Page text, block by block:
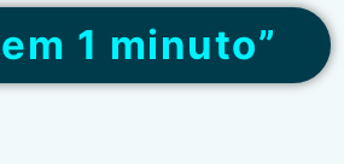
1 minuto”